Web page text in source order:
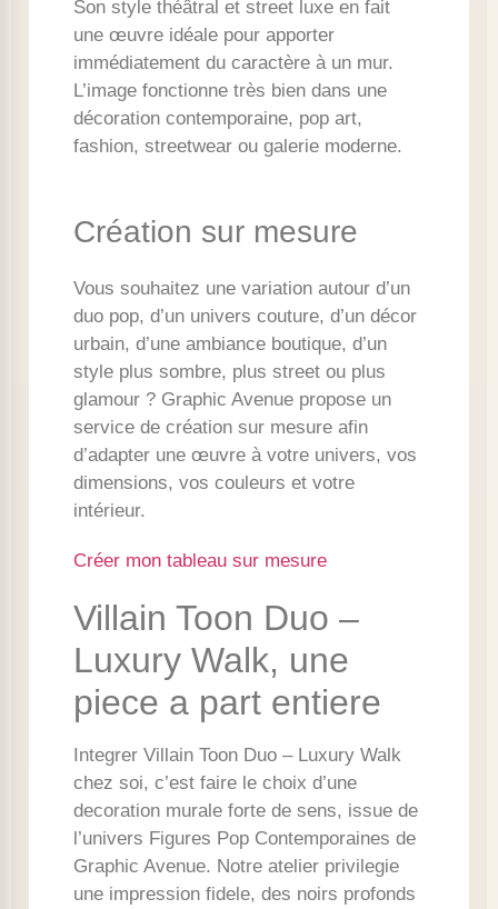
Son style théâtral et street luxe en fait
une œuvre idéale pour apporter
immédiatement du caractère à un mur.
L’image fonctionne très bien dans une
décoration contemporaine, pop art,
fashion, streetwear ou galerie moderne.
Création sur mesure
Vous souhaitez une variation autour d’un
duo pop, d’un univers couture, d’un décor
urbain, d’une ambiance boutique, d’un
style plus sombre, plus street ou plus
glamour ? Graphic Avenue propose un
service de création sur mesure afin
d’adapter une œuvre à votre univers, vos
dimensions, vos couleurs et votre
intérieur.
Créer mon tableau sur mesure
Villain Toon Duo –
Luxury Walk, une
piece a part entiere
Integrer Villain Toon Duo – Luxury Walk
chez soi, c’est faire le choix d’une
decoration murale forte de sens, issue de
l’univers Figures Pop Contemporaines de
Graphic Avenue. Notre atelier privilegie
une impression fidele, des noirs profonds